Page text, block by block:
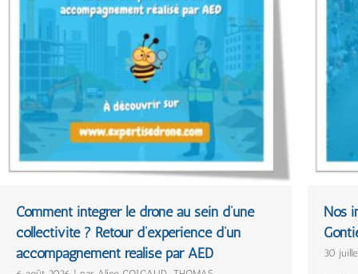
Comment intégrer le drone au sein d’une
collectivité ? Retour d’expérience d’un
accompagnement réalisé par AED
Nos
30